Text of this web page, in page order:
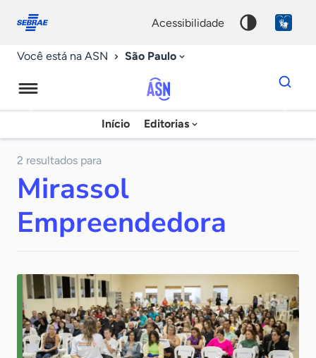
conosco
acessibilidade
Você está na ASN São Paulo
Agência
Sebrae
Início Editorias
Dados
para
chave
2 resultados para
Mirassol
Empreendedora